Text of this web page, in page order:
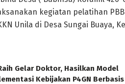
kegiatan pelatihan
Unila di Desa Sungai Buaya,
Gelar Doktor, Hasilkan Model
Kebijakan P4GN Berbasis